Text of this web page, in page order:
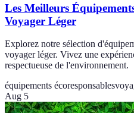
Les Meilleurs
Voyager Léger
Explorez notre sélection
voyager léger. Vivez une
respectueuse de l'environnement.
équipements écoresponsables
Aug 5